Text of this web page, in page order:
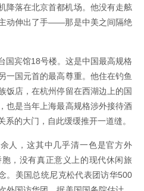
降落在北京首都机场。他没有走舷
动伸出了手——那是中美之间隔绝
国宾馆18号楼。这是中国最高规格
一国元首的最高尊重。他住在钓鱼
饭店，在杭州停留在西湖边上的国
也是当年上海最高规格涉外接待酒
系的大门，自此缓缓推开一道缝。
人，这其中几乎清一色是官方外
，没有真正意义上的现代休闲旅
。美国总统尼克松代表团访华500